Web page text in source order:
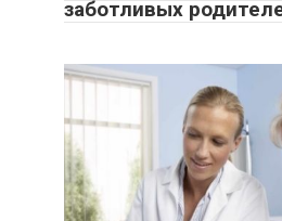
заботливых